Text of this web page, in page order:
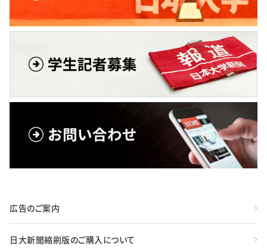
広告のご案内
日大新聞縮刷版のご購入について